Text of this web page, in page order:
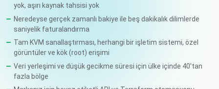
yok, aşırı kaynak tahsisi yok
Neredeyse gerçek zamanlı bakiye ile beş dakikalık dilimlerde
saniyelik faturalandırma
Tam KVM sanallaştırması, herhangi bir işletim sistemi, özel
görüntüler ve kök (root) erişimi
Veri yerleşimi ve düşük gecikme süresi için ülke içinde 40'tan
fazla bölge